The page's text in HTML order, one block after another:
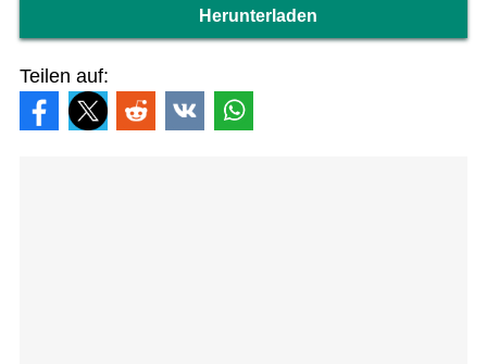
Herunterladen
Teilen auf: